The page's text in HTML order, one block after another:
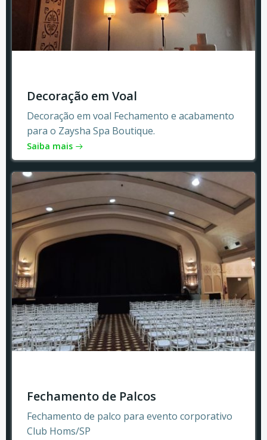
Decoração em Voal
Decoração em voal Fechamento e acabamento
para o Zaysha Spa Boutique.
Saiba mais
Fechamento de Palcos
Fechamento de palco para evento corporativo
Club Homs/SP